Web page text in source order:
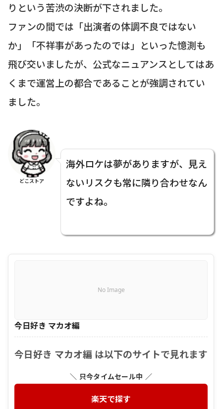
りという苦渋の決断が下されました。
ファンの間では「出演者の体調不良ではない
か」「不祥事があったのでは」といった憶測も
飛び交いましたが、公式なニュアンスとしてはあ
くまで運営上の都合であることが強調されてい
ました。
どこストア
海外ロケは夢がありますが、見え
ないリスクも常に隣り合わせなん
ですよね。
No Image
今日好き マカオ編
今日好き マカオ編 は以下のサイトで見れます
＼ 只今タイムセール中 ／
楽天で探す